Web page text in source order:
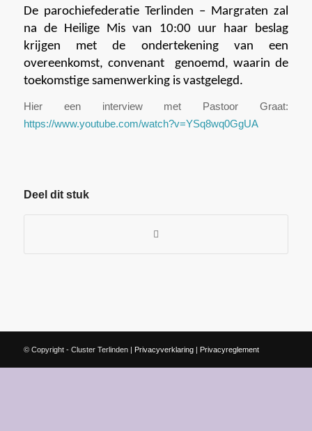
De parochiefederatie Terlinden – Margraten zal
na de Heilige Mis van 10:00 uur haar beslag
krijgen met de ondertekening van een
overeenkomst, convenant
genoemd, waarin de
toekomstige samenwerking is vastgelegd.
Hier een interview met Pastoor Graat:
https://www.youtube.com/watch?v=YSq8wq0GgUA
Deel dit stuk
© Copyright - Cluster Terlinden | Privacyverklaring| Privacyreglement